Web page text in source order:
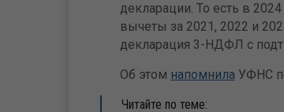
декларации. То есть в
вычеты за 2021, 2022 и
декларация 3-НДФЛ с
Об этом напомнила УФНС
Читайте по теме: